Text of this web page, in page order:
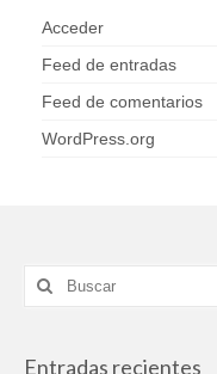
Acceder
Feed de entradas
Feed de comentarios
WordPress.org
Buscar
por:
Entradas recientes